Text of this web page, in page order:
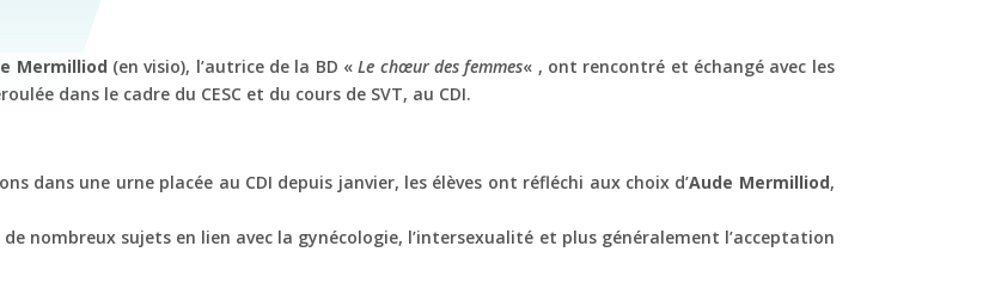
Mermilliod (en visio), l’autrice de la BD «Le chœur des femmes« , ont rencontré et échangé avec les
dans le cadre du CESC et du cours de SVT, au CDI.
dans une urne placée au CDI depuis janvier, les élèves ont réfléchi aux choix d’Aude Mermilliod,
nombreux sujets en lien avec la gynécologie, l’intersexualité et plus généralement l’acceptation